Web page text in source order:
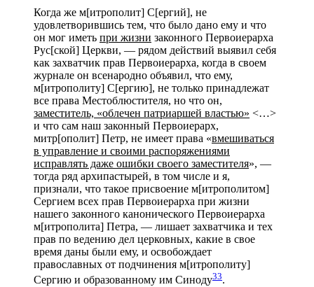
Когда же м[итрополит] С[ергий], не
удовлетворившись тем, что было дано ему и что
он мог иметь при жизни законного Первоиерарха
Рус[ской] Церкви, — рядом действий выявил себя
как захватчик прав Первоиерарха, когда в своем
журнале он всенародно объявил, что ему,
м[итрополиту] С[ергию], не только принадлежат
все права Местоблюстителя, но что он,
заместитель, «облечен патриаршей властью» <…>
и что сам наш законный Первоиерарх,
митр[ополит] Петр, не имеет права «вмешиваться
в управление и своими распоряжениями
исправлять даже ошибки своего заместителя», —
тогда ряд архипастырей, в том числе и я,
признали, что такое присвоение м[итрополитом]
Сергием всех прав Первоиерарха при жизни
нашего законного канонического Первоиерарха
м[итрополита] Петра, — лишает захватчика и тех
прав по ведению дел церковных, какие в свое
время даны были ему, и освобождает
православных от подчинения м[итрополиту]
Сергию и образованному им Синоду33.